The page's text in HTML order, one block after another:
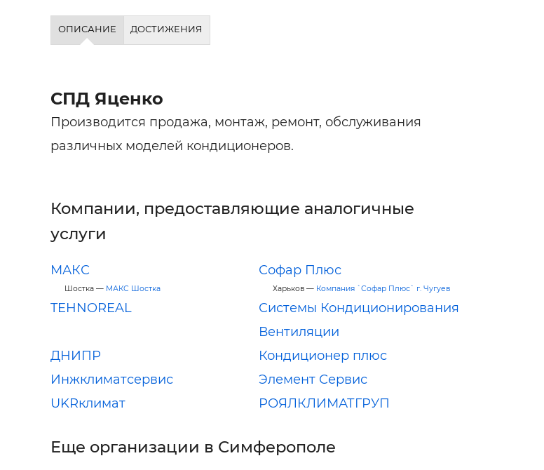
ОПИСАНИЕ ДОСТИЖЕНИЯ
СПД Яценко
Производится продажа, монтаж, ремонт, обслуживания
различных моделей кондиционеров.
Компании, предоставляющие аналогичные
услуги
МАКС
Шостка — МАКС Шостка
Софар Плюс
Харьков — Компания `Софар Плюс` г. Чугуев
TEHNOREAL
Системы Кондиционирования
Вентиляции
ДНИПР
Кондиционер плюс
Инжклиматсервис
Элемент Сервис
UKRклимат
РОЯЛКЛИМАТГРУП
Еще организации в Симферополе